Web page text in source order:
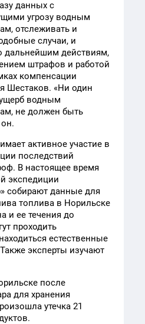
данных с
угрозу водным
отслеживать и
случаи, и
дальнейшим действиям,
штрафов и работой
компенсации
Шестаков. «Ни один
водным
не должен быть
активное участие в
последствий
В настоящее время
экспедиции
собирают данные для
топлива в Норильске
и ее течения до
проходить
естественные
эксперты изучают
после
для хранения
утечка 21